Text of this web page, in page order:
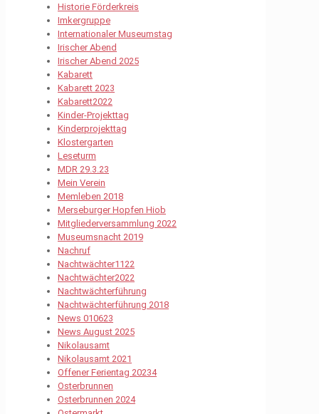
Historie Förderkreis
Imkergruppe
Internationaler Museumstag
Irischer Abend
Irischer Abend 2025
Kabarett
Kabarett 2023
Kabarett2022
Kinder-Projekttag
Kinderprojekttag
Klostergarten
Leseturm
MDR 29.3.23
Mein Verein
Memleben 2018
Merseburger Hopfen Hiob
Mitgliederversammlung 2022
Museumsnacht 2019
Nachruf
Nachtwächter1122
Nachtwächter2022
Nachtwächterführung
Nachtwächterführung 2018
News 010623
News August 2025
Nikolausamt
Nikolausamt 2021
Offener Ferientag 20234
Osterbrunnen
Osterbrunnen 2024